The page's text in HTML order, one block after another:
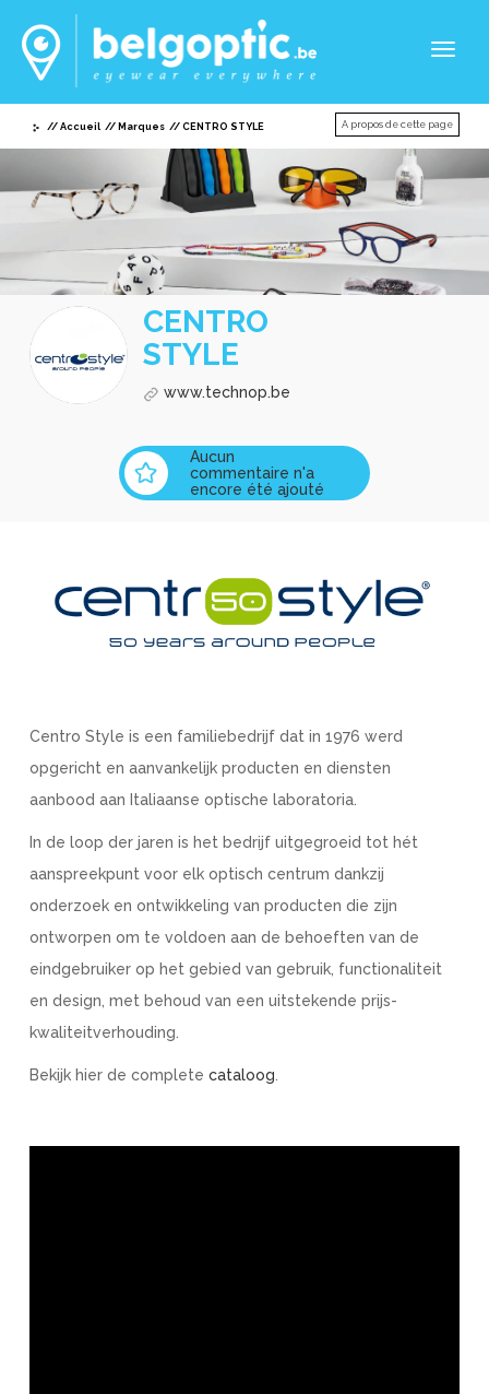
Accueil Marques CENTRO STYLE A propos de cette page
CENTRO
STYLE
www.technop.be
Aucun
commentaire n'a
encore été ajouté
Centro Style is een familiebedrijf dat in 1976 werd
opgericht en aanvankelijk producten en diensten
aanbood aan Italiaanse optische laboratoria.
In de loop der jaren is het bedrijf uitgegroeid tot hét
aanspreekpunt voor elk optisch centrum dankzij
onderzoek en ontwikkeling van producten die zijn
ontworpen om te voldoen aan de behoeften van de
eindgebruiker op het gebied van gebruik, functionaliteit
en design, met behoud van een uitstekende prijs-
kwaliteitverhouding.
Bekijk hier de complete cataloog